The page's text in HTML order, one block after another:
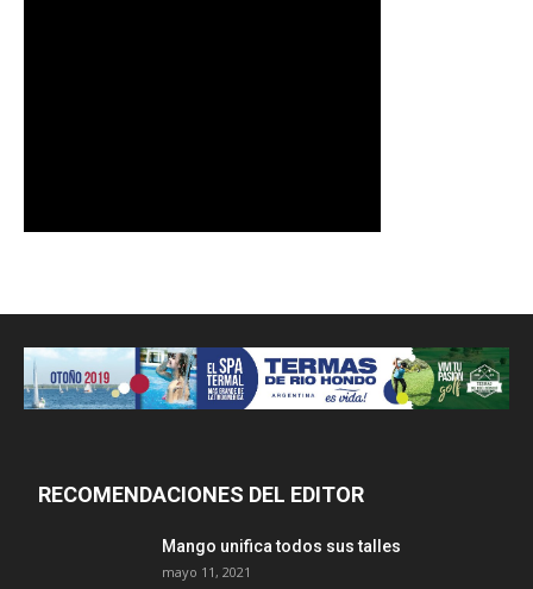
RECOMENDACIONES DEL EDITOR
Mango unifica todos sus talles
mayo 11, 2021